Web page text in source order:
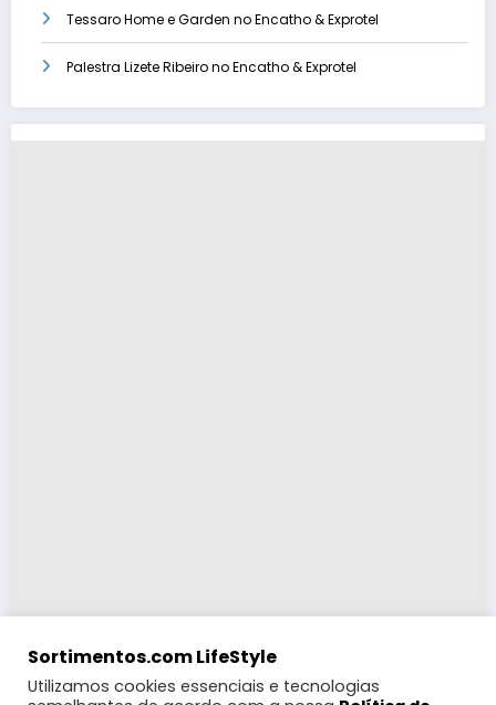
Tessaro Home e Garden no Encatho & Exprotel
Palestra Lizete Ribeiro no Encatho & Exprotel
Sortimentos.com LifeStyle
Utilizamos cookies essenciais e tecnologias